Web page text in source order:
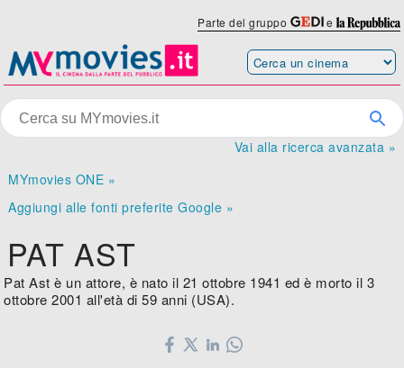
Parte del gruppo e
Vai alla ricerca avanzata »
MYmovies ONE »
Aggiungi alle fonti preferite Google »
PAT AST
Pat Ast è un attore, è nato il 21 ottobre 1941 ed è morto il 3
ottobre 2001 all'età di 59 anni (USA).